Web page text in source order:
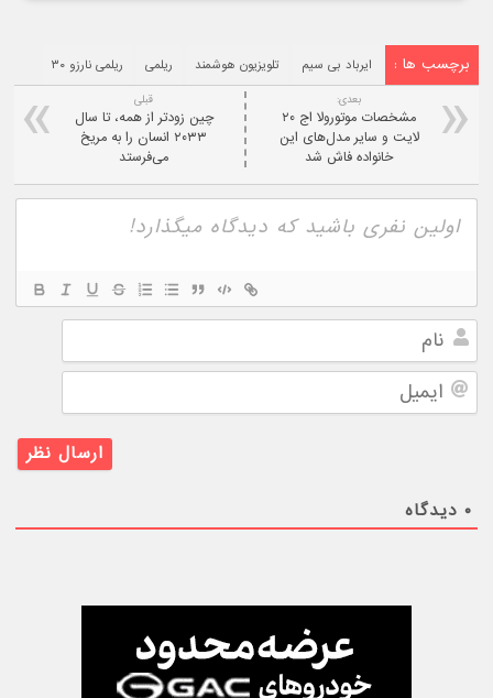
برچسب ها : ایرباد بی سیم تلویزیون هوشمند ریلمی ریلمی نارزو ۳۰
قبلی
چین زودتر از همه، تا سال
۲۰۳۳ انسان را به مریخ
می‌فرستد
بعدی:
مشخصات موتورولا اج ۲۰
لایت و سایر مدل‌های این
خانواده فاش شد
ایمیل
۰ دیدگاه